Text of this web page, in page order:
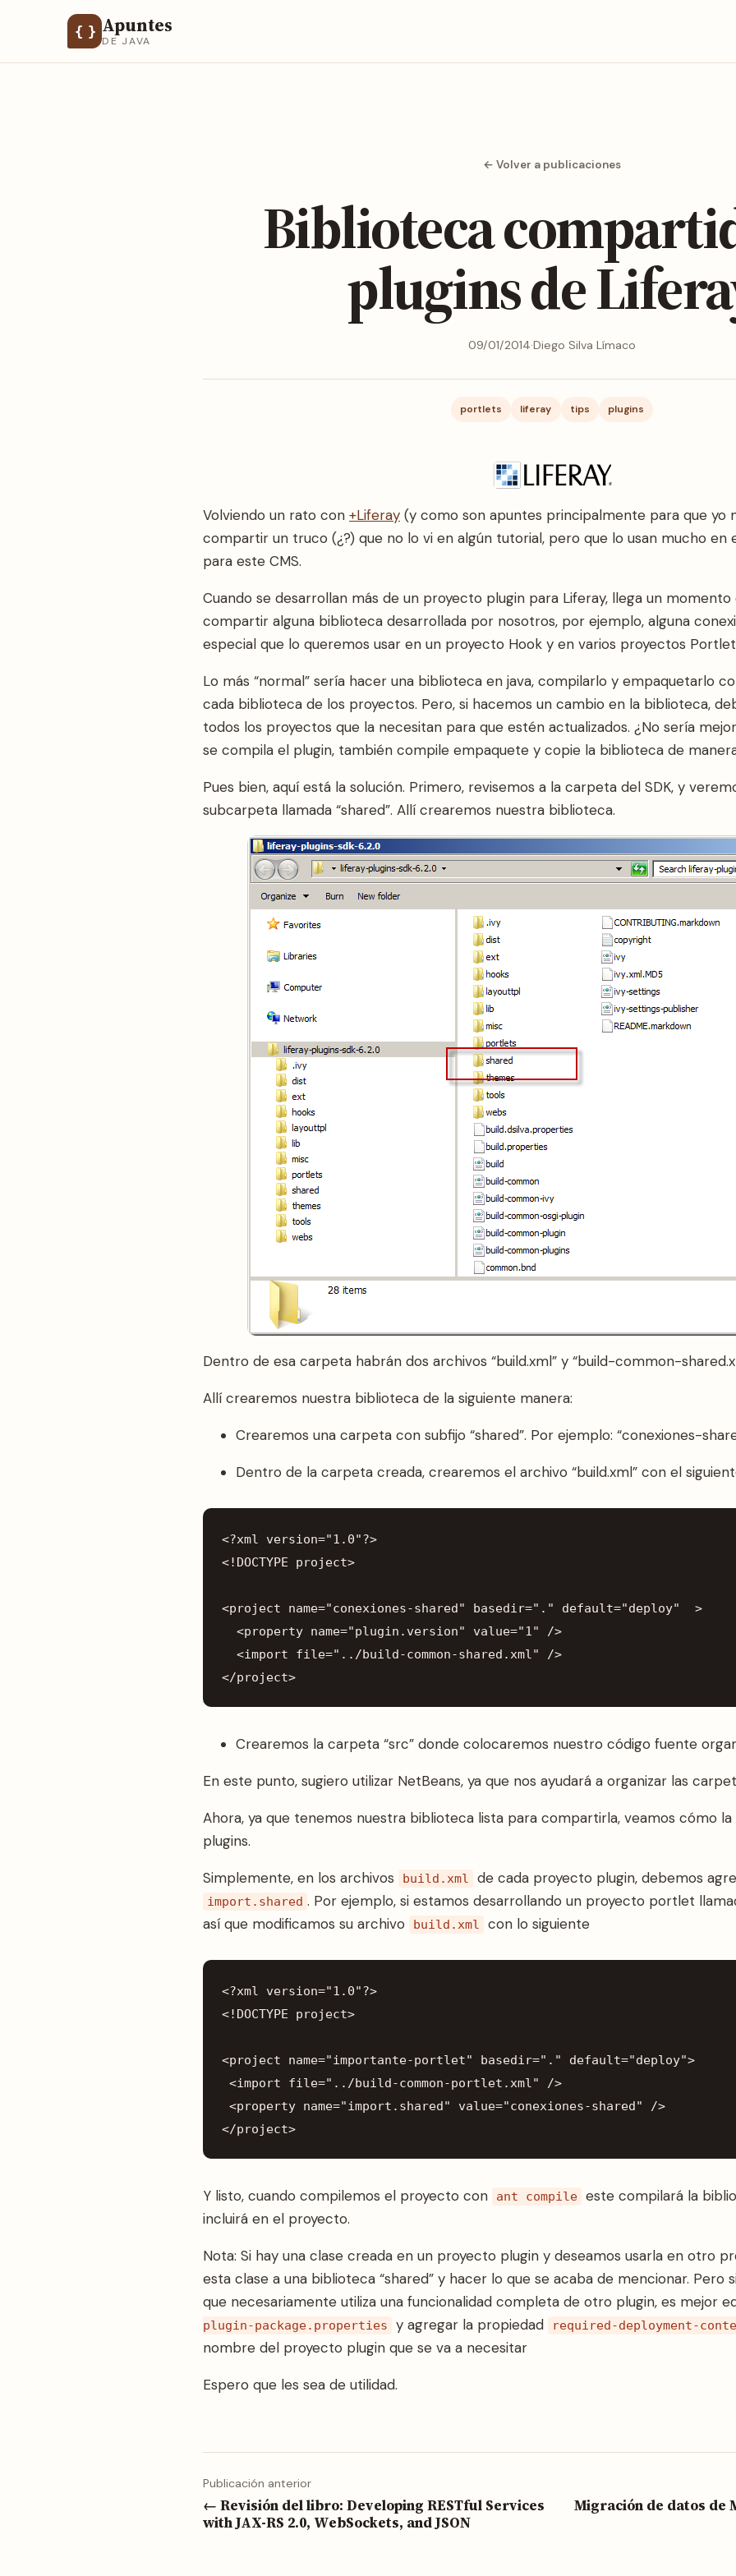
{ } Apuntes
DE JAVA
← Volver a publicaciones
Biblioteca
plugins de
09/01/2014·Diego Silva Límaco
portlets liferay tips plugins
Volviendo un rato con +Liferay (y como son apuntes principalmente para que yo
compartir un truco (¿?) que no lo vi en algún tutorial, pero que lo usan mucho en
para este CMS.
Cuando se desarrollan más de un proyecto plugin para Liferay, llega un
compartir alguna biblioteca desarrollada por nosotros, por ejemplo, alguna
especial que lo queremos usar en un proyecto Hook y en varios proyectos
Lo más “normal” sería hacer una biblioteca en java, compilarlo y empaquetarlo
cada biblioteca de los proyectos. Pero, si hacemos un cambio en la biblioteca,
todos los proyectos que la necesitan para que estén actualizados. ¿No sería
se compila el plugin, también compile empaquete y copie la biblioteca de
Pues bien, aquí está la solución. Primero, revisemos a la carpeta del SDK, y
subcarpeta llamada “shared”. Allí crearemos nuestra biblioteca.
Dentro de esa carpeta habrán dos archivos “build.xml” y “build-common-
Allí crearemos nuestra biblioteca de la siguiente manera:
Crearemos una carpeta con subfijo “shared”. Por ejemplo: “conexiones-
Dentro de la carpeta creada, crearemos el archivo “build.xml” con el
<?xml version="1.0"?>
<! DOCTYPE project>
<project name="conexiones-shared" basedir="." default="deploy"
>
<property name="plugin.version" value="1"
/>
<import file="../build-common-shared.xml"
/>
</project>
Crearemos la carpeta “src” donde colocaremos nuestro código fuente
En este punto, sugiero utilizar NetBeans, ya que nos ayudará a organizar las
Ahora, ya que tenemos nuestra biblioteca lista para compartirla, veamos cómo
plugins.
Simplemente, en los archivos build.xml de cada proyecto plugin, debemos
import.shared . Por ejemplo, si estamos desarrollando un proyecto portlet
así que modificamos su archivo
build.xml con lo siguiente
<?xml version="1.0"?>
<! DOCTYPE project>
<project name="importante-portlet" basedir="." default="deploy">
<import file="../build-common-portlet.xml"
/>
<property name="import.shared" value="conexiones-shared"
/>
</project>
Y listo, cuando compilemos el proyecto con ant compile este compilará la
incluirá en el proyecto.
Nota: Si hay una clase creada en un proyecto plugin y deseamos usarla en otro
esta clase a una biblioteca “shared” y hacer lo que se acaba de mencionar. Pero
que necesariamente utiliza una funcionalidad completa de otro plugin, es mejor
plugin-package.properties
y agregar la propiedad required-deployment-
nombre del proyecto plugin que se va a necesitar
Espero que les sea de utilidad.
Publicación anterior
← Revisión del libro: Developing RESTful Services
with JAX-RS 2.0, WebSockets, and JSON
Migración de datos de